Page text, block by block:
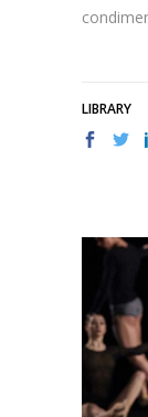
LIBRARY